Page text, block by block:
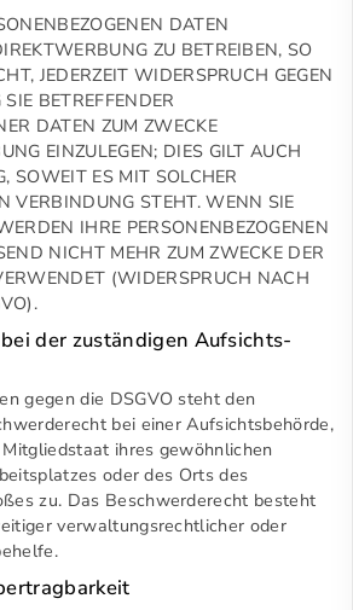
DATEN
ZU BETREIBEN, SO
JEDERZEIT WIDERSPRUCH GEGEN
BETREFFENDER
DATEN ZUM ZWECKE
EINZULEGEN; DIES GILT AUCH
SOWEIT ES MIT SOLCHER
VERBINDUNG STEHT. WENN SIE
IHRE PERSONENBEZOGENEN
NICHT MEHR ZUM ZWECKE DER
(WIDERSPRUCH NACH
der zuständigen Aufsichts­
gegen die DSGVO steht den
bei einer Aufsichtsbehörde,
ihres gewöhnlichen
oder des Orts des
zu. Das Beschwerderecht besteht
verwaltungsrechtlicher oder